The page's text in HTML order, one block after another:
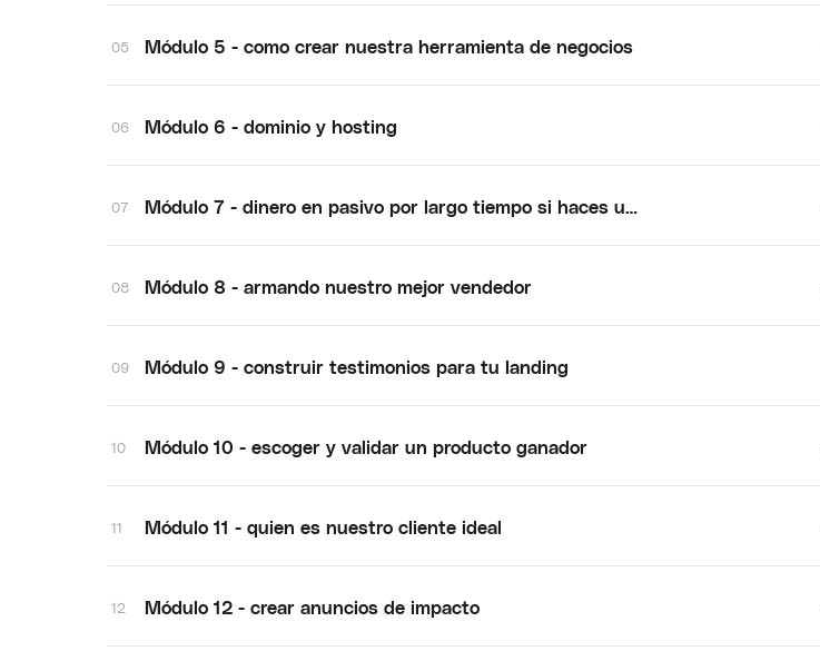
05 Módulo 5 - como crear nuestra herramienta de negocios
06 Módulo 6 - dominio y hosting
07 Módulo 7 - dinero en pasivo por largo tiempo si haces una buena fanspage
08 Módulo 8 - armando nuestro mejor vendedor
09 Módulo 9 - construir testimonios para tu landing
10 Módulo 10 - escoger y validar un producto ganador
11 Módulo 11 - quien es nuestro cliente ideal
12 Módulo 12 - crear anuncios de impacto